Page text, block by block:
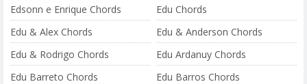
Edsonn e Enrique Chords
Edu Chords
Edu & Alex Chords
Edu & Anderson Chords
Edu & Rodrigo Chords
Edu Ardanuy Chords
Edu Barreto Chords
Edu Barros Chords